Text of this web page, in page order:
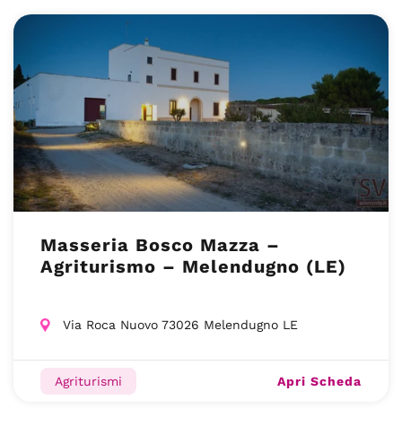
Masseria Bosco Mazza –
Agriturismo – Melendugno (LE)
Via Roca Nuovo 73026 Melendugno LE
Agriturismi Apri Scheda